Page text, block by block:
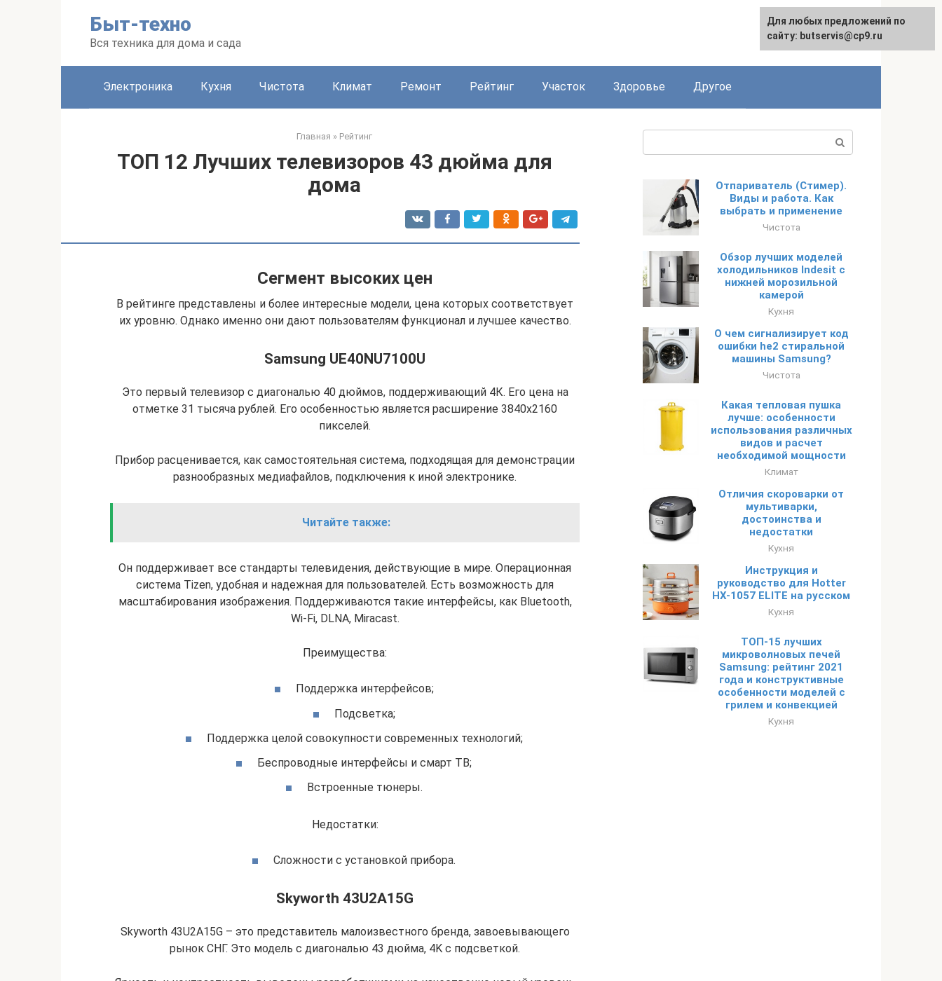
Быт-техно
Вся техника для дома и сада
English
Электроника Кухня Чистота Климат Ремонт Рейтинг Участок Здоровье Другое
Главная » Рейтинг
ТОП 12 Лучших телевизоров 43 дюйма для
дома
Сегмент высоких цен
В рейтинге представлены и более интересные модели, цена которых соответствует
их уровню. Однако именно они дают пользователям функционал и лучшее качество.
Samsung UE40NU7100U
Это первый телевизор с диагональю 40 дюймов, поддерживающий 4К. Его цена на
отметке 31 тысяча рублей. Его особенностью является расширение 3840х2160
пикселей.
Прибор расценивается, как самостоятельная система, подходящая для демонстрации
разнообразных медиафайлов, подключения к иной электронике.
Читайте также:
Он поддерживает все стандарты телевидения, действующие в мире. Операционная
система Tizen, удобная и надежная для пользователей. Есть возможность для
масштабирования изображения. Поддерживаются такие интерфейсы, как Bluetooth,
Wi-Fi, DLNA, Miracast.
Преимущества:
Поддержка интерфейсов;
Подсветка;
Поддержка целой совокупности современных технологий;
Беспроводные интерфейсы и смарт ТВ;
Встроенные тюнеры.
Недостатки:
Сложности с установкой прибора.
Skyworth 43U2A15G
Skyworth 43U2A15G – это представитель малоизвестного бренда, завоевывающего
рынок СНГ. Это модель с диагональю 43 дюйма, 4K с подсветкой.
Отпариватель (Стимер).
Виды и работа. Как
выбрать и применение
Чистота
Обзор лучших моделей
холодильников Indesit с
нижней морозильной
камерой
Кухня
О чем сигнализирует код
ошибки he2 стиральной
машины Samsung?
Чистота
Какая тепловая пушка
лучше: особенности
использования различных
видов и расчет
необходимой мощности
Климат
Отличия скороварки от
мультиварки,
достоинства и
недостатки
Кухня
Инструкция и
руководство для Hotter
HX-1057 ELITE на русском
Кухня
ТОП-15 лучших
микроволновых печей
Samsung: рейтинг 2021
года и конструктивные
особенности моделей с
грилем и конвекцией
Кухня
Для любых предложений по
сайту: butservis@cp9.ru